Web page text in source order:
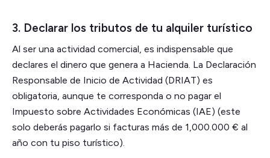
3. Declarar los tributos de tu alquiler turístico
Al ser una actividad comercial, es indispensable que
declares el dinero que genera a Hacienda. La Declaración
Responsable de Inicio de Actividad (DRIAT) es
obligatoria, aunque te corresponda o no pagar el
Impuesto sobre Actividades Económicas (IAE) (este
solo deberás pagarlo si facturas más de 1,000.000 € al
año con tu piso turístico).